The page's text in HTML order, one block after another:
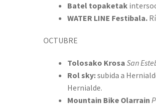
Batel topaketak
WATER LINE Festibala.
OCTUBRE
Tolosako Krosa San
Rol sky:subida a
Hernialde.
Mountain Bike Olarrain